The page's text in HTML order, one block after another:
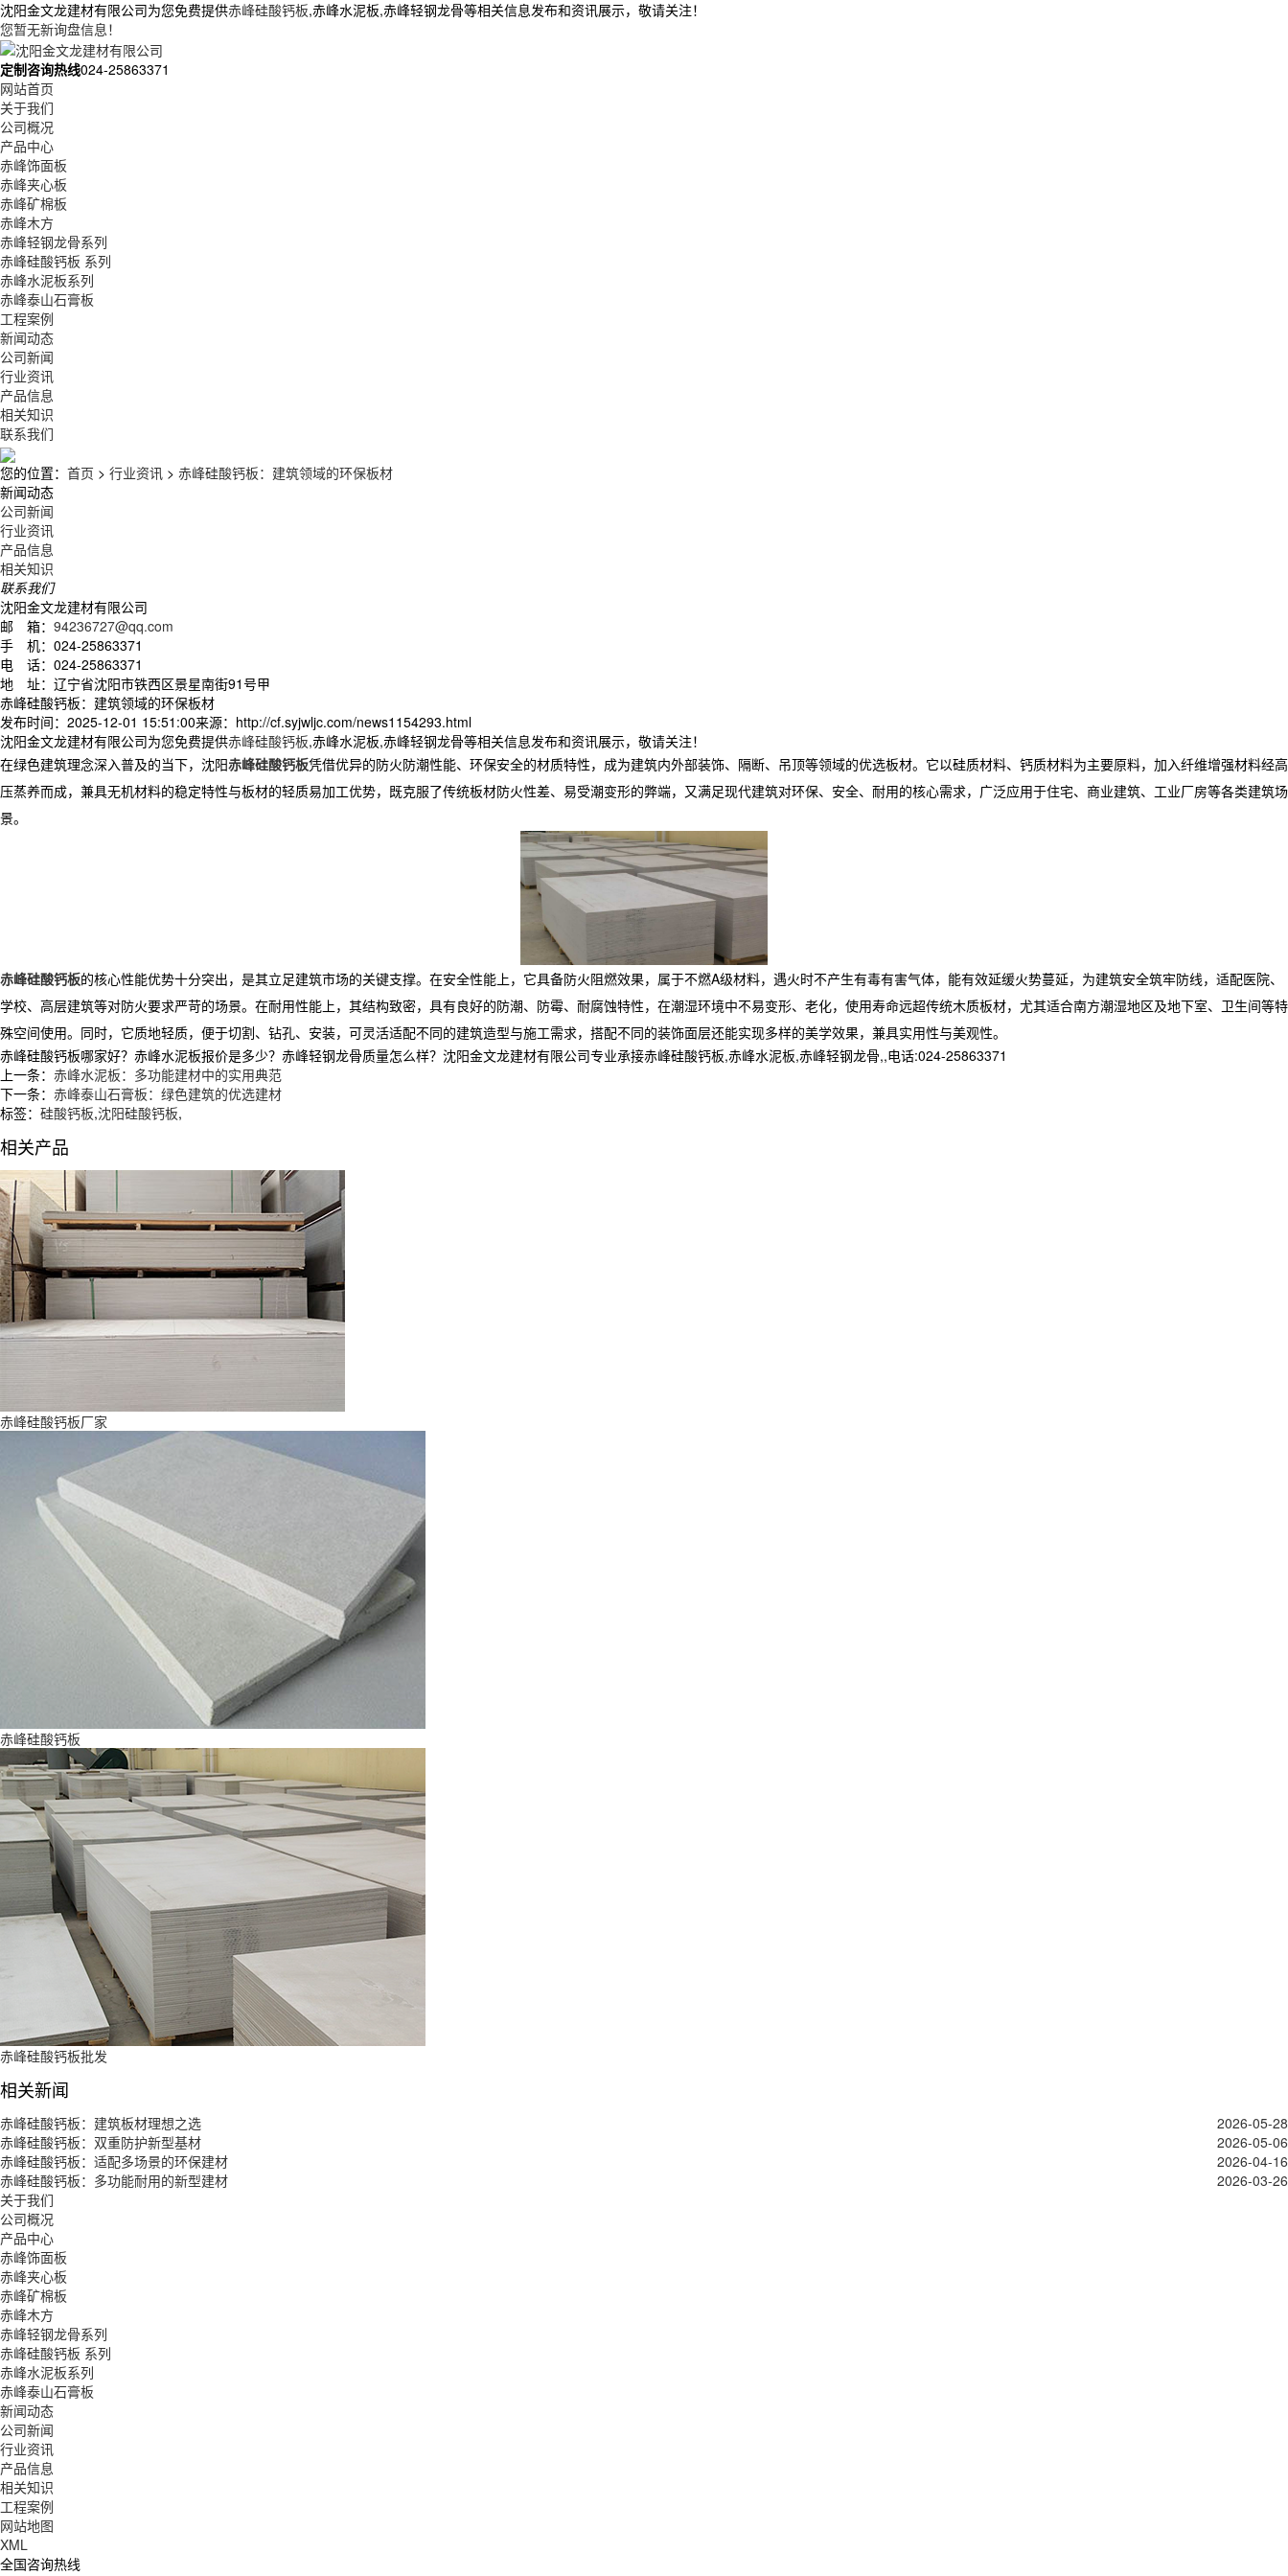
沈阳金文龙建材有限公司为您免费提供赤峰硅酸钙板,赤峰水泥板,赤峰轻钢龙骨等相关信息发布和资讯展示，敬请关注！
您暂无新询盘信息！
定制咨询热线024-25863371
网站首页
关于我们
公司概况
产品中心
赤峰饰面板
赤峰夹心板
赤峰矿棉板
赤峰木方
赤峰轻钢龙骨系列
赤峰硅酸钙板 系列
赤峰水泥板系列
赤峰泰山石膏板
工程案例
新闻动态
公司新闻
行业资讯
产品信息
相关知识
联系我们
您的位置： 首页 > 行业资讯 > 赤峰硅酸钙板：建筑领域的环保板材
新闻动态
公司新闻
行业资讯
产品信息
相关知识
联系我们
沈阳金文龙建材有限公司
邮 箱： 94236727@qq.com
手 机：024-25863371
电 话：024-25863371
地 址：辽宁省沈阳市铁西区景星南街91号甲
赤峰硅酸钙板：建筑领域的环保板材
发布时间：2025-12-01 15:51:00来源：http://cf.syjwljc.com/news1154293.html
沈阳金文龙建材有限公司为您免费提供赤峰硅酸钙板,赤峰水泥板,赤峰轻钢龙骨等相关信息发布和资讯展示，敬请关注！
在绿色建筑理念深入普及的当下，沈阳赤峰硅酸钙板凭借优异的防火防潮性能、环保安全的材质特性，成为建筑内外部装饰、隔断、吊顶等领域的优选板材。它以硅质材料、钙质材料为主要原料，加入纤维增强材料经高
压蒸养而成，兼具无机材料的稳定特性与板材的轻质易加工优势，既克服了传统板材防火性差、易受潮变形的弊端，又满足现代建筑对环保、安全、耐用的核心需求，广泛应用于住宅、商业建筑、工业厂房等各类建筑场
景。
赤峰硅酸钙板的核心性能优势十分突出，是其立足建筑市场的关键支撑。在安全性能上，它具备防火阻燃效果，属于不燃A级材料，遇火时不产生有毒有害气体，能有效延缓火势蔓延，为建筑安全筑牢防线，适配医院、
学校、高层建筑等对防火要求严苛的场景。在耐用性能上，其结构致密，具有良好的防潮、防霉、耐腐蚀特性，在潮湿环境中不易变形、老化，使用寿命远超传统木质板材，尤其适合南方潮湿地区及地下室、卫生间等特
殊空间使用。同时，它质地轻质，便于切割、钻孔、安装，可灵活适配不同的建筑造型与施工需求，搭配不同的装饰面层还能实现多样的美学效果，兼具实用性与美观性。
赤峰硅酸钙板哪家好？赤峰水泥板报价是多少？赤峰轻钢龙骨质量怎么样？沈阳金文龙建材有限公司专业承接赤峰硅酸钙板,赤峰水泥板,赤峰轻钢龙骨,,电话:024-25863371
上一条： 赤峰水泥板：多功能建材中的实用典范
下一条： 赤峰泰山石膏板：绿色建筑的优选建材
标签： 硅酸钙板,沈阳硅酸钙板,
相关产品
赤峰硅酸钙板厂家
赤峰硅酸钙板
赤峰硅酸钙板批发
相关新闻
赤峰硅酸钙板：建筑板材理想之选
2026-05-28
赤峰硅酸钙板：双重防护新型基材
2026-05-06
赤峰硅酸钙板：适配多场景的环保建材
2026-04-16
赤峰硅酸钙板：多功能耐用的新型建材
2026-03-26
关于我们
公司概况
产品中心
赤峰饰面板
赤峰夹心板
赤峰矿棉板
赤峰木方
赤峰轻钢龙骨系列
赤峰硅酸钙板 系列
赤峰水泥板系列
赤峰泰山石膏板
新闻动态
公司新闻
行业资讯
产品信息
相关知识
工程案例
网站地图
XML
全国咨询热线